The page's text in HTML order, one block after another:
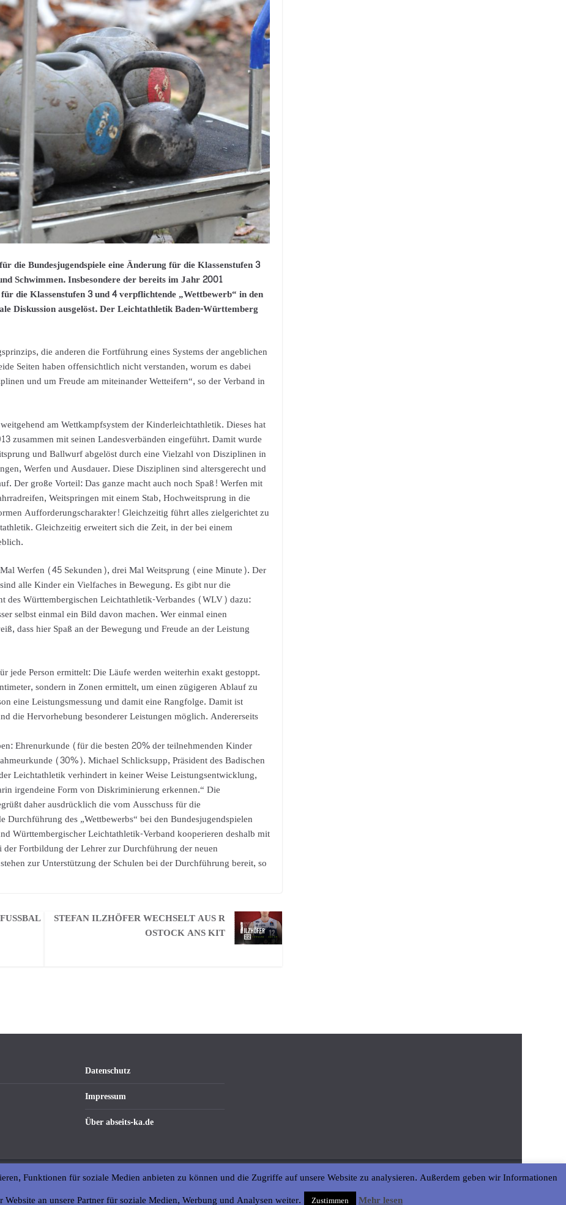
die Bundesjugendspiele eine Änderung für die Klassenstufen 3
Schwimmen. Insbesondere der bereits im Jahr 2001
die Klassenstufen 3 und 4 verpflichtende „Wettbewerb“ in den
Diskussion ausgelöst. Der Leichtathletik Baden-Württemberg
die anderen die Fortführung eines Systems der angeblichen
Seiten haben offensichtlich nicht verstanden, worum es dabei
und um Freude am miteinander Wetteifern“, so der Verband in
am Wettkampfsystem der Kinderleichtathletik. Dieses hat
zusammen mit seinen Landesverbänden eingeführt. Damit wurde
und Ballwurf abgelöst durch eine Vielzahl von Disziplinen in
Werfen und Ausdauer. Diese Disziplinen sind altersgerecht und
Der große Vorteil: Das ganze macht auch noch Spaß! Werfen mit
Weitspringen mit einem Stab, Hochweitsprung in die
Aufforderungscharakter! Gleichzeitig führt alles zielgerichtet zu
Gleichzeitig erweitert sich die Zeit, in der bei einem
Werfen (45 Sekunden), drei Mal Weitsprung (eine Minute). Der
alle Kinder ein Vielfaches in Bewegung. Es gibt nur die
des Württembergischen Leichtathletik-Verbandes (WLV) dazu:
selbst einmal ein Bild davon machen. Wer einmal einen
dass hier Spaß an der Bewegung und Freude an der Leistung
jede Person ermittelt: Die Läufe werden weiterhin exakt gestoppt.
sondern in Zonen ermittelt, um einen zügigeren Ablauf zu
eine Leistungsmessung und damit eine Rangfolge. Damit ist
die Hervorhebung besonderer Leistungen möglich. Andererseits
Ehrenurkunde (für die besten 20% der teilnehmenden Kinder
(30%). Michael Schlicksupp, Präsident des Badischen
Leichtathletik verhindert in keiner Weise Leistungsentwicklung,
irgendeine Form von Diskriminierung erkennen.“ Die
daher ausdrücklich die vom Ausschuss für die
Durchführung des „Wettbewerbs“ bei den Bundesjugendspielen
Württembergischer Leichtathletik-Verband kooperieren deshalb mit
Fortbildung der Lehrer zur Durchführung der neuen
zur Unterstützung der Schulen bei der Durchführung bereit, so
STEFAN ILZHÖFER WECHSELT AUS R
OSTOCK ANS KIT
Datenschutz
Impressum
Über abseits-ka.de
Funktionen für soziale Medien anbieten zu können und die Zugriffe auf unsere Website zu analysieren. Außerdem geben wir Informationen
an unsere Partner für soziale Medien, Werbung und Analysen weiter.
Zustimmen Mehr lesen